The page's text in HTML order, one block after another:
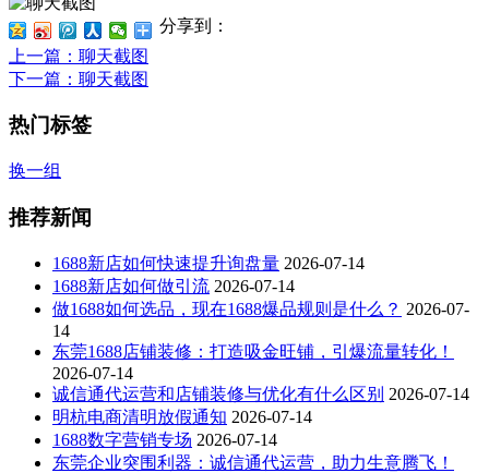
分享到：
上一篇 ：聊天截图
下一篇 ：聊天截图
热门标签
换一组
推荐新闻
1688新店如何快速提升询盘量 2026-07-14
1688新店如何做引流 2026-07-14
做1688如何选品，现在1688爆品规则是什么？ 2026-07-
14
东莞1688店铺装修：打造吸金旺铺，引爆流量转化！
2026-07-14
诚信通代运营和店铺装修与优化有什么区别 2026-07-14
明杭电商清明放假通知 2026-07-14
1688数字营销专场 2026-07-14
东莞企业突围利器：诚信通代运营，助力生意腾飞！